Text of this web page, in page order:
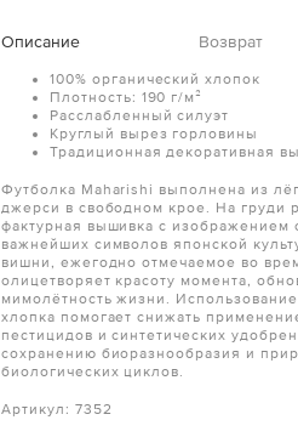
Описание Возврат
100% органический хлопок
Плотность: 190 г/м²
Расслабленный силуэт
Круглый вырез горловины
Традиционная декоративная
Футболка Maharishi выполнена из
джерси в свободном крое. На груди
фактурная вышивка с изображением
важнейших символов японской
вишни, ежегодно отмечаемое во
олицетворяет красоту момента,
мимолётность жизни. Использование
хлопка помогает снижать
пестицидов и синтетических
сохранению биоразнообразия и
биологических циклов.
Артикул: 7352